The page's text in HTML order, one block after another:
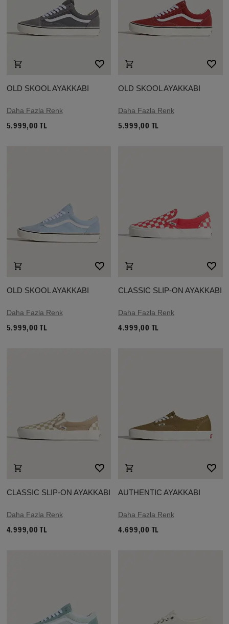
OLD SKOOL AYAKKABI
Daha Fazla Renk
5.999,00 TL
OLD SKOOL AYAKKABI
Daha Fazla Renk
5.999,00 TL
OLD SKOOL AYAKKABI
Daha Fazla Renk
5.999,00 TL
CLASSIC SLIP-ON AYAKKABI
Daha Fazla Renk
4.999,00 TL
CLASSIC SLIP-ON AYAKKABI
Daha Fazla Renk
4.999,00 TL
AUTHENTIC AYAKKABI
Daha Fazla Renk
4.699,00 TL